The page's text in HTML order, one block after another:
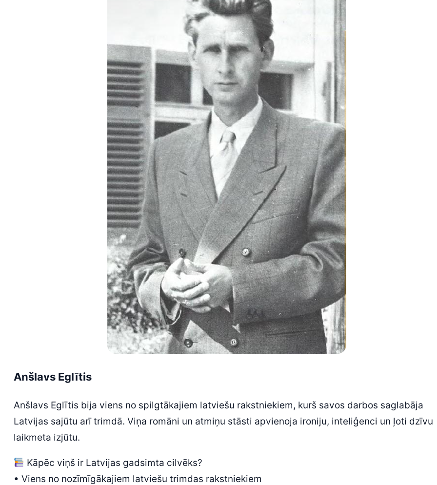
Anšlavs Eglītis
Anšlavs Eglītis bija viens no spilgtākajiem latviešu rakstniekiem, kurš savos darbos saglabāja
Latvijas sajūtu arī trimdā. Viņa romāni un atmiņu stāsti apvienoja ironiju, inteliģenci un ļoti dzīvu
laikmeta izjūtu.
Kāpēc viņš ir Latvijas gadsimta cilvēks?
• Viens no nozīmīgākajiem latviešu trimdas rakstniekiem